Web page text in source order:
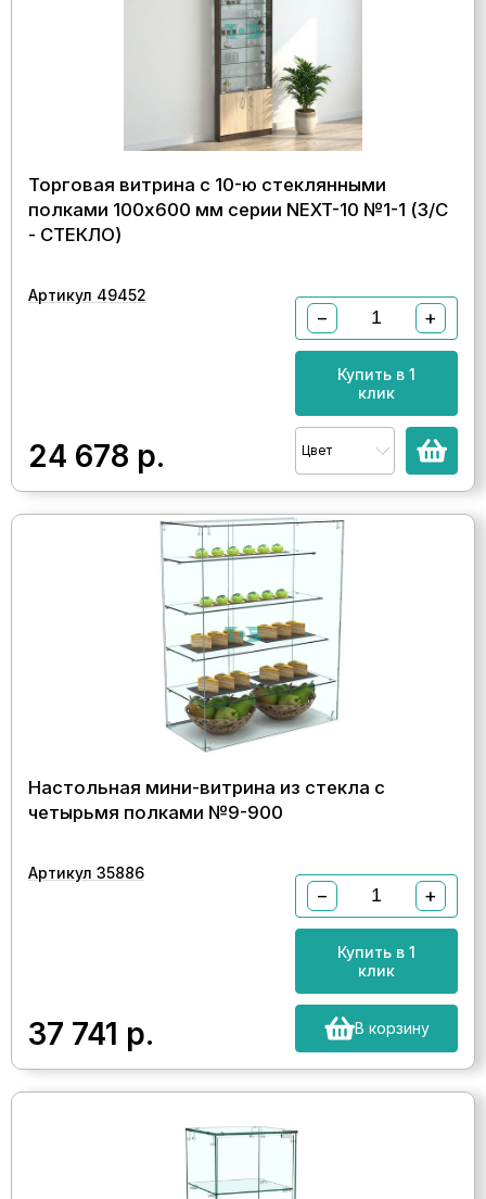
Торговая витрина с 10-ю стеклянными
полками 100x600 мм серии NEXT-10 №1-1 (З/C
- СТЕКЛО)
Артикул 49452
24 678 р.
− +
Купить в 1
клик
Цвет
Настольная мини-витрина из стекла с
четырьмя полками №9-900
Артикул 35886
37 741 р.
− +
Купить в 1
клик
В корзину